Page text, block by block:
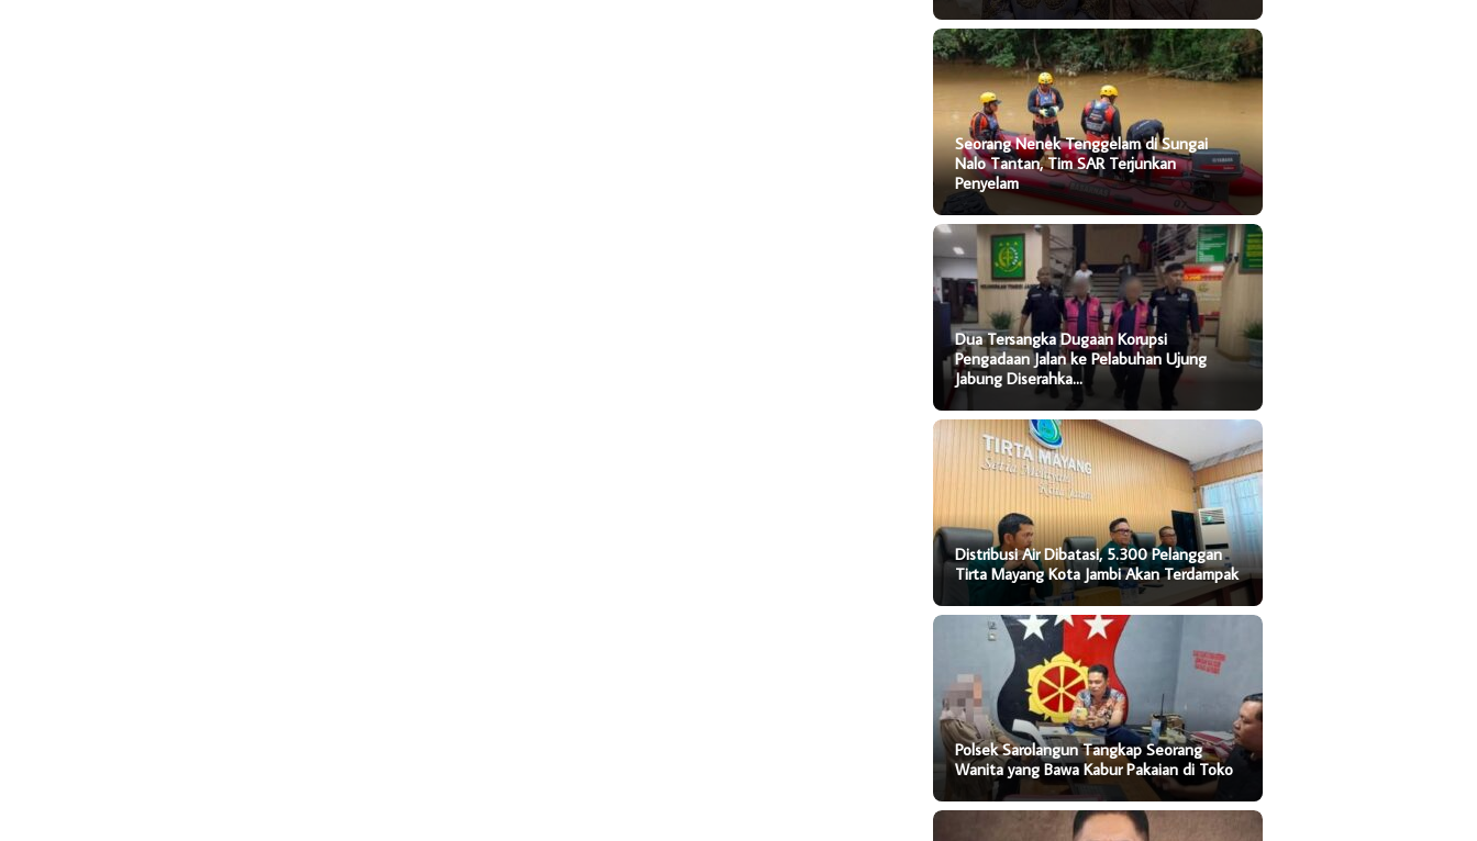
Seorang Nenek Tenggelam di Sungai
Nalo Tantan, Tim SAR Terjunkan
Penyelam
Dua Tersangka Dugaan Korupsi
Pengadaan Jalan ke Pelabuhan Ujung
Jabung Diserahka…
Distribusi Air Dibatasi, 5.300 Pelanggan
Tirta Mayang Kota Jambi Akan Terdampak
Polsek Sarolangun Tangkap Seorang
Wanita yang Bawa Kabur Pakaian di Toko